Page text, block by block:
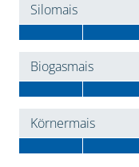
Silomais
Biogasmais
Körnermais